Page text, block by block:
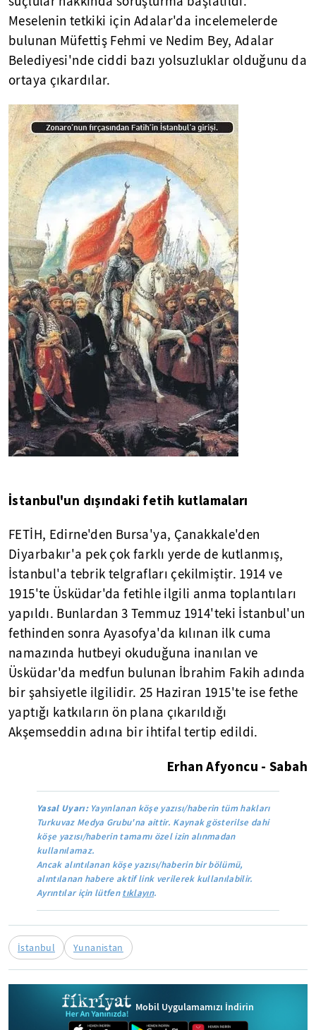
Meselenin tetkiki için Adalar'da incelemelerde
bulunan Müfettiş Fehmi ve Nedim Bey, Adalar
Belediyesi'nde ciddi bazı yolsuzluklar olduğunu da
ortaya çıkardılar.
İstanbul'un dışındaki fetih kutlamaları
FETİH, Edirne'den Bursa'ya, Çanakkale'den
Diyarbakır'a pek çok farklı yerde de kutlanmış,
İstanbul'a tebrik telgrafları çekilmiştir. 1914 ve
1915'te Üsküdar'da fetihle ilgili anma toplantıları
yapıldı. Bunlardan 3 Temmuz 1914'teki İstanbul'un
fethinden sonra Ayasofya'da kılınan ilk cuma
namazında hutbeyi okuduğuna inanılan ve
Üsküdar'da medfun bulunan İbrahim Fakih adında
bir şahsiyetle ilgilidir. 25 Haziran 1915'te ise fethe
yaptığı katkıların ön plana çıkarıldığı
Akşemseddin adına bir ihtifal tertip edildi.
Erhan Afyoncu - Sabah
Yasal Uyarı:Yayınlanan köşe yazısı/haberin tüm hakları
Turkuvaz Medya Grubu'na aittir. Kaynak gösterilse dahi
köşe yazısı/haberin tamamı özel izin alınmadan
kullanılamaz.
Ancak alıntılanan köşe yazısı/haberin bir bölümü,
alıntılanan habere aktif link verilerek kullanılabilir.
Ayrıntılar için lütfentıklayın.
İstanbul Yunanistan
Mobil Uygulamamızı İndirin